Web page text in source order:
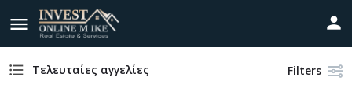
Τελευταίες αγγελίες Filters